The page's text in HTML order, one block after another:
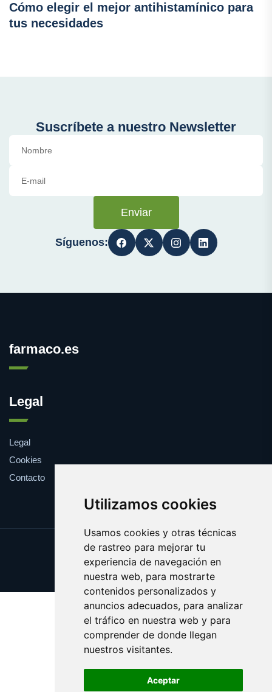
Utilizamos cookies
Usamos cookies y otras técnicas
de rastreo para mejorar tu
experiencia de navegación en
nuestra web, para mostrarte
contenidos personalizados y
anuncios adecuados, para analizar
el tráfico en nuestra web y para
comprender de donde llegan
nuestros visitantes.
Aceptar
Cómo elegir el mejor antihistamínico para
tus necesidades
Suscríbete a nuestro Newsletter
Enviar
Síguenos:
farmaco.es
Legal
Legal
Cookies
Contacto
Update cookies preferences
Copyright © 2025 farmaco.es